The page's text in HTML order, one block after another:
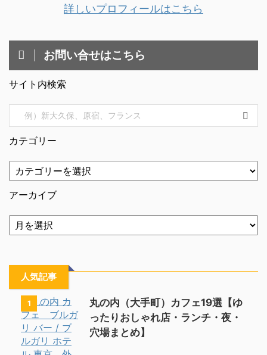
詳しいプロフィールはこちら
お問い合せはこちら
サイト内検索
カテゴリー
アーカイブ
人気記事
1
丸の内（大手町）カフェ19選【ゆ
ったりおしゃれ店・ランチ・夜・
穴場まとめ】